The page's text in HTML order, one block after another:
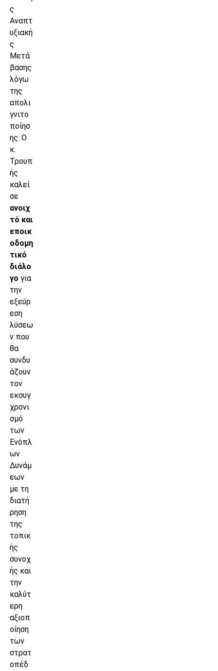
ς
Αναπτ
υξιακή
ς
Μετά
βασης
λόγω
της
απολι
γνιτο
ποίησ
ης. Ο
κ.
Τρουπ
ής
καλεί
σε
ανοιχ
τό και
εποικ
οδομη
τικό
διάλο
γο για
την
εξεύρ
εση
λύσεω
ν που
θα
συνδυ
άζουν
τον
εκσυγ
χρονι
σμό
των
Ενόπλ
ων
Δυνάμ
εων
με τη
διατή
ρηση
της
τοπικ
ής
συνοχ
ής και
την
καλύτ
ερη
αξιοπ
οίηση
των
στρατ
οπέδ